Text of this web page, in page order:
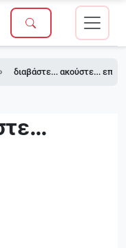
διαβάστε… ακούστε…